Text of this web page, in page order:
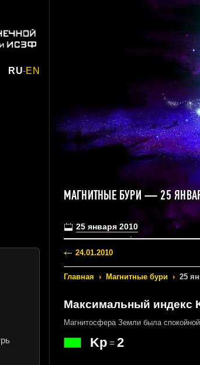
RU-EN
МАГНИТНЫЕ БУРИ — 25
25 января 2010
24.01.2010
Главная › Магнитные бури › 25
Максимальный индекс
Магнитосфера Земли была спокойной
Kp= 2